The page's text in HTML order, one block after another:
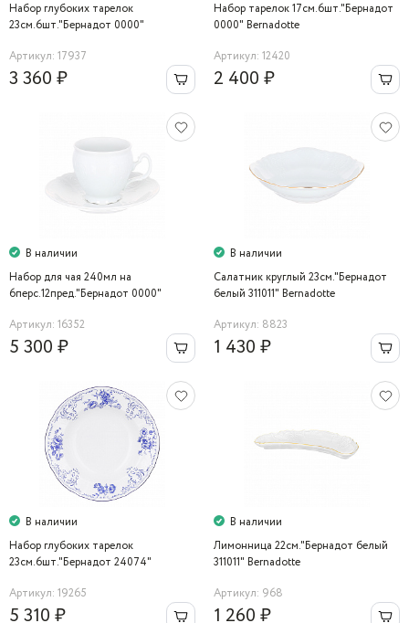
Набор глубоких тарелок
23см.6шт."Бернадот 0000"
Артикул: 17937
3 360 ₽
Набор тарелок 17см.6шт."Бернадот
0000" Bernadotte
Артикул: 12420
2 400 ₽
В наличии
Набор для чая 240мл на
6перс.12пред."Бернадот 0000"
Артикул: 16352
5 300 ₽
В наличии
Салатник круглый 23см."Бернадот
белый 311011" Bernadotte
Артикул: 8823
1 430 ₽
В наличии
Набор глубоких тарелок
23см.6шт."Бернадот 24074"
Артикул: 19265
5 310 ₽
В наличии
Лимонница 22см."Бернадот белый
311011" Bernadotte
Артикул: 968
1 260 ₽